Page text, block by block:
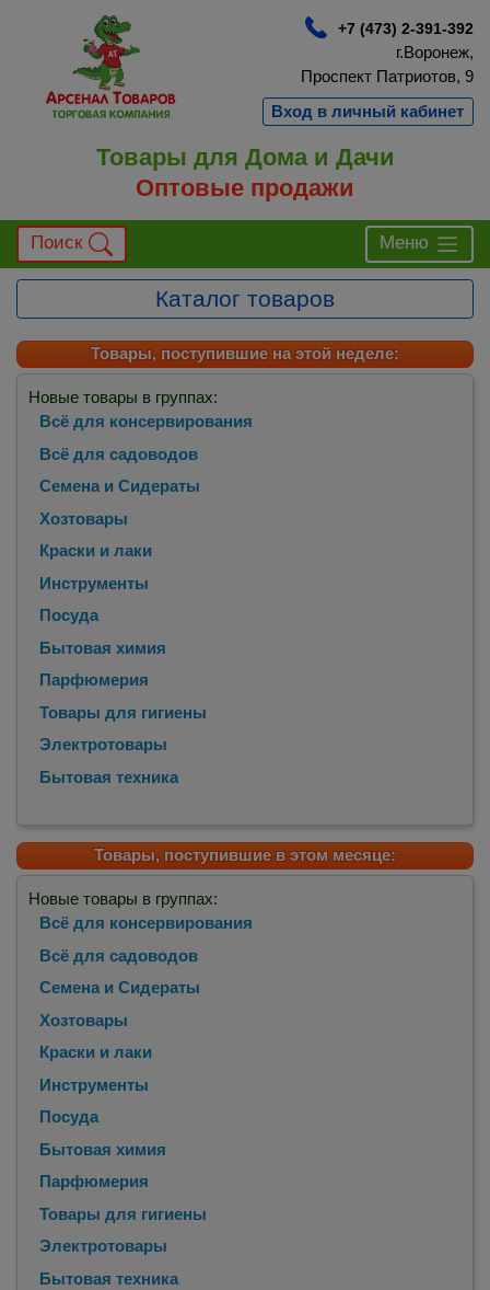
+7 (473) 2-391-392
г.Воронеж,
Проспект Патриотов, 9
Вход в личный кабинет
Товары для Дома и Дачи
Оптовые продажи
Поиск Меню
Каталог товаров
Товары, поступившие на этой неделе:
Новые товары в группах:
Всё для консервирования
Всё для садоводов
Семена и Сидераты
Хозтовары
Краски и лаки
Инструменты
Посуда
Бытовая химия
Парфюмерия
Товары для гигиены
Электротовары
Бытовая техника
Товары, поступившие в этом месяце:
Новые товары в группах:
Всё для консервирования
Всё для садоводов
Семена и Сидераты
Хозтовары
Краски и лаки
Инструменты
Посуда
Бытовая химия
Парфюмерия
Товары для гигиены
Электротовары
Бытовая техника